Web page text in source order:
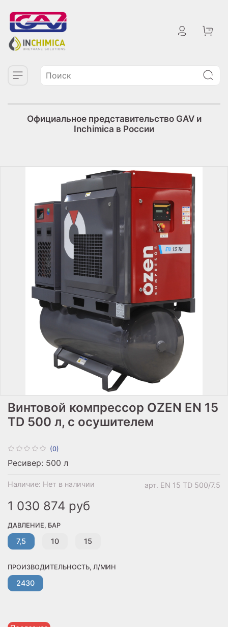
Официальное представительство GAV и
Inchimica в России
(0)
арт. EN 15 TD 500/7.5
Наличие: Нет в наличии
Винтовой компрессор OZEN EN 15
TD 500 л, с осушителем
1 030 874 руб
ДАВЛЕНИЕ, БАР
7,5 10 15
ПРОИЗВОДИТЕЛЬНОСТЬ, Л/МИН
2430
Ресивер: 500 л